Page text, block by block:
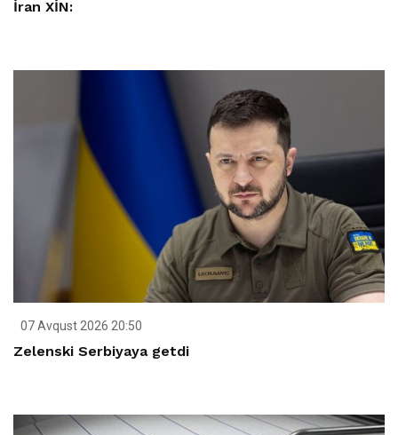
İran XİN:
07 Avqust 2026 20:50
Zelenski Serbiyaya getdi